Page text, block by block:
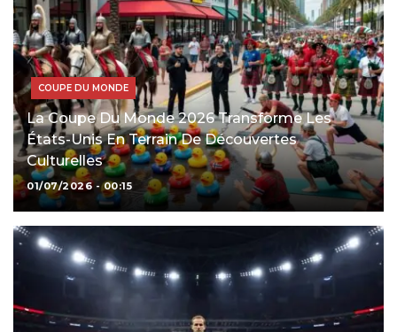
COUPE DU MONDE
La Coupe Du Monde 2026 Transforme Les
États-Unis En Terrain De Découvertes
Culturelles
01/07/2026 - 00:15